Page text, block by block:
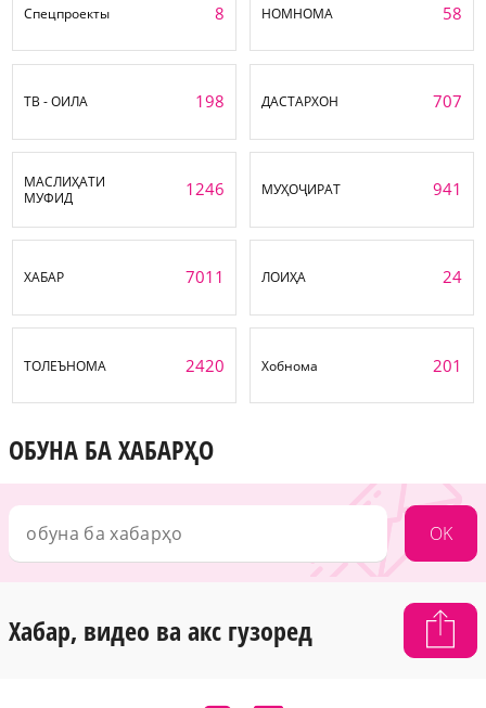
Спецпроекты 8 НОМНОМА 58
ТВ - ОИЛА 198 ДАСТАРХОН 707
МАСЛИҲАТИ
МУФИД
1246 МУҲОҶИРАТ 941
ХАБАР 7011 ЛОИҲА 24
ТОЛЕЪНОМА 2420 Хобнома 201
ОБУНА БА ХАБАРҲО
OK
Хабар, видео ва акс гузоред